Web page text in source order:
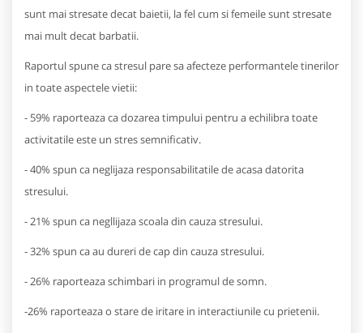
sunt mai stresate decat baietii, la fel cum si femeile sunt stresate
mai mult decat barbatii.
Raportul spune ca stresul pare sa afecteze performantele tinerilor
in toate aspectele vietii:
- 59% raporteaza ca dozarea timpului pentru a echilibra toate
activitatile este un stres semnificativ.
- 40% spun ca neglijaza responsabilitatile de acasa datorita
stresului.
- 21% spun ca negllijaza scoala din cauza stresului.
- 32% spun ca au dureri de cap din cauza stresului.
- 26% raporteaza schimbari in programul de somn.
-26% raporteaza o stare de iritare in interactiunile cu prietenii.